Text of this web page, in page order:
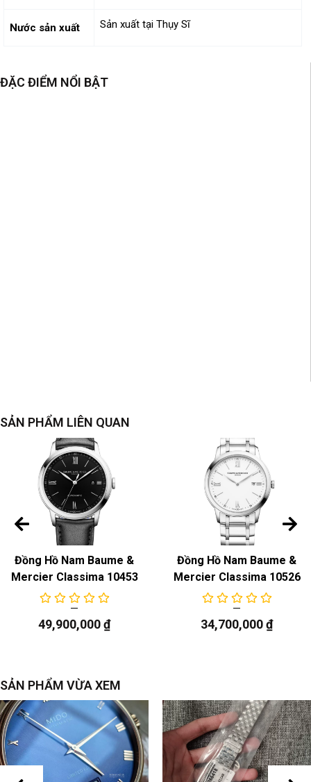
ĐẶC ĐIỂM NỔI BẬT
Nước sản xuất Sản xuất tại Thụy Sĩ
SẢN PHẨM LIÊN QUAN
Đồng Hồ Nam Baume &
Mercier Classima 10453
49,900,000₫
Đồng Hồ Nam Baume &
Mercier Classima 10526
34,700,000₫
SẢN PHẨM VỪA XEM